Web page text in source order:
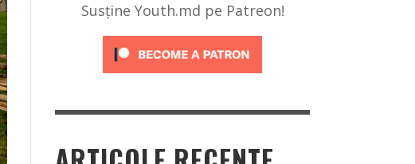
Susține Youth.md pe Patreon!